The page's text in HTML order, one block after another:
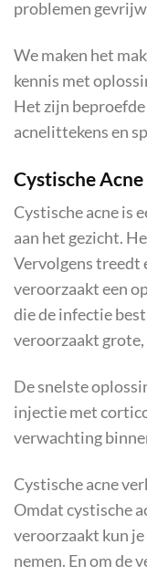
problemen
We maken het
kennis met
Het zijn
acnelittekens en
Cystische
Cystische acne is
aan het gezicht.
Vervolgens treedt
veroorzaakt een
die de infectie
veroorzaakt
De snelste
injectie met
verwachting
Cystische acne
Omdat cystische
veroorzaakt kun
nemen. En om de